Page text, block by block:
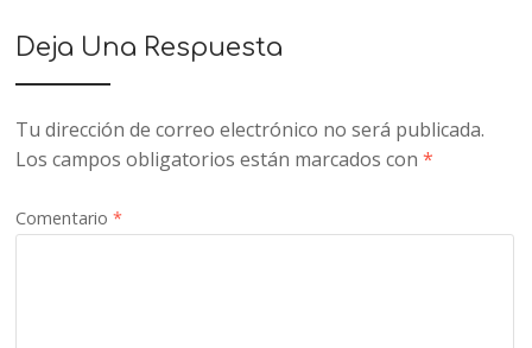
Deja Una Respuesta
Tu dirección de correo electrónico no será publicada.
Los campos obligatorios están marcados con*
Comentario*